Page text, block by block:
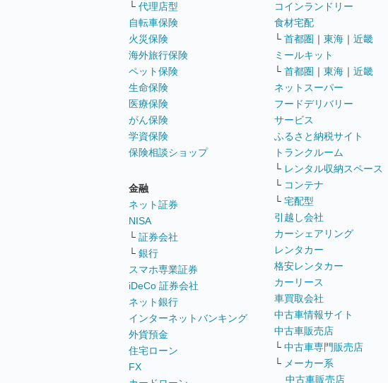
└ 代理店型
自転車保険
火災保険
海外旅行保険
ペット保険
生命保険
医療保険
がん保険
学資保険
保険相談ショップ
金融
ネット証券
NISA
└ 証券会社
└ 銀行
スマホ専業証券
iDeCo 証券会社
ネット銀行
インターネットバンキング
外貨預金
住宅ローン
FX
コインランドリー
食材宅配
└ 首都圏 ｜ 東海 ｜ 近畿
ミールキット
└ 首都圏 ｜ 東海 ｜ 近畿
ネットスーパー
フードデリバリー
サービス
ふるさと納税サイト
トランクルーム
└ レンタル収納スペース
└ コンテナ
└ 宅配型
引越し会社
カーシェアリング
レンタカー
格安レンタカー
カーリース
車買取会社
中古車情報サイト
中古車販売店
└ 中古車専門販売店
└ メーカー系
中古車販売店